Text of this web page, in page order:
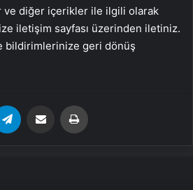
ve diğer içerikler ile ilgili olarak
iletişim sayfası üzerinden iletiniz.
bildirimlerinize geri dönüş
Email'den paylaş